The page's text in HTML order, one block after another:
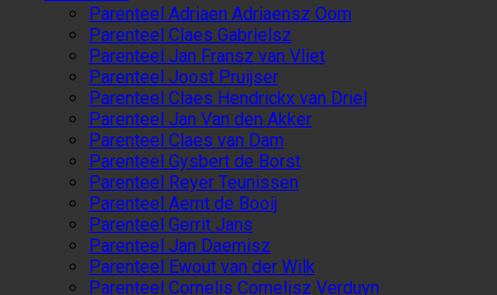
Parenteel Adriaen Adriaensz Oom
Parenteel Claes Gabrielsz
Parenteel Jan Fransz van Vliet
Parenteel Joost Pruijser
Parenteel Claes Hendrickx van Driel
Parenteel Jan Van den Akker
Parenteel Claes van Dam
Parenteel Gysbert de Borst
Parenteel Reyer Teunissen
Parenteel Aernt de Booij
Parenteel Gerrit Jans
Parenteel Jan Daemisz
Parenteel Ewout van der Wilk
Parenteel Cornelis Cornelisz Verduyn